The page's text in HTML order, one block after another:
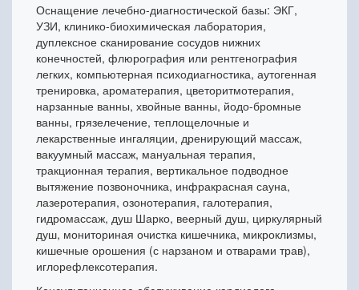
Оснащение лечебно-диагностической базы: ЭКГ,
УЗИ, клинико-биохимическая лаборатория,
дуплексное сканирование сосудов нижних
конечностей, флюрография или рентгенография
легких, компьютерная психодиагностика, аутогенная
тренировка, ароматерапия, цветоритмотерапия,
нарзанные ванны, хвойные ванны, йодо-бромные
ванны, грязелечение, теплощелочные и
лекарственные ингаляции, дренирующий массаж,
вакуумный массаж, мануальная терапия,
тракционная терапия, вертикальное подводное
вытяжение позвоночника, инфракрасная сауна,
лазеротерапия, озонотерапия, галотерапия,
гидромассаж, душ Шарко, веерный душ, циркулярный
душ, мониториная очистка кишечника, микроклизмы,
кишечные орошения (с нарзаном и отварами трав),
иглорефлексотерапия.